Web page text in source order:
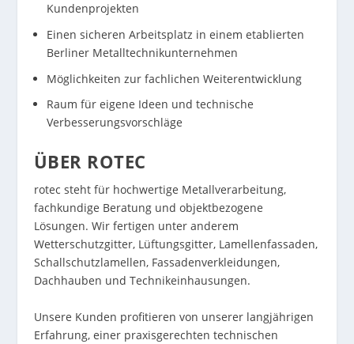
Kundenprojekten
Einen sicheren Arbeitsplatz in einem etablierten
Berliner Metalltechnikunternehmen
Möglichkeiten zur fachlichen Weiterentwicklung
Raum für eigene Ideen und technische
Verbesserungsvorschläge
ÜBER ROTEC
rotec steht für hochwertige Metallverarbeitung,
fachkundige Beratung und objektbezogene
Lösungen. Wir fertigen unter anderem
Wetterschutzgitter, Lüftungsgitter, Lamellenfassaden,
Schallschutzlamellen, Fassadenverkleidungen,
Dachhauben und Technikeinhausungen.
Unsere Kunden profitieren von unserer langjährigen
Erfahrung, einer praxisgerechten technischen